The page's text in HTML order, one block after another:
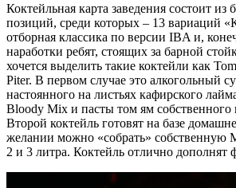
Коктейльная карта заведения состоит из
позиций, среди которых ‒ 13 вариаций
отборная классика по версии IBA и,
наработки ребят, стоящих за барной
хочется выделить такие коктейли как
Piter. В первом случае это алкогольный
настоянного на листьях кафирского
Bloody Mix и пасты том ям собственного
Второй коктейль готовят на базе
желании можно «собрать» собственную
2 и 3 литра. Коктейль отлично дополнят